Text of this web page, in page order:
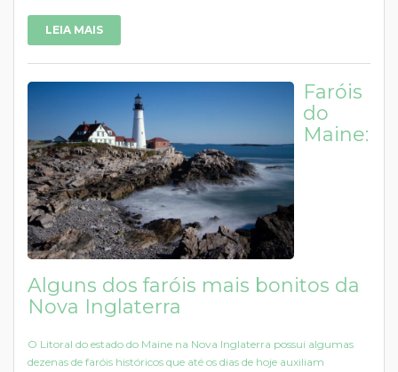
LEIA MAIS
Faróis
do
Maine:
Alguns dos faróis mais bonitos da
Nova Inglaterra
O Litoral do estado do Maine na Nova Inglaterra possui algumas
dezenas de faróis históricos que até os dias de hoje auxiliam